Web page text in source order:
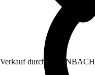
Verkauf durch: HORNBACH